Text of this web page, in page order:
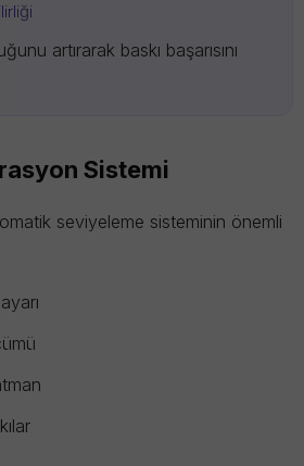
artırarak baskı başarısını
Sistemi
seviyeleme sisteminin önemli